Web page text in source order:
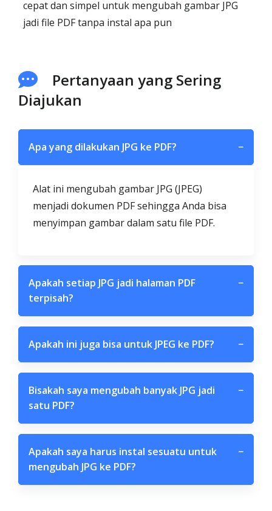
cepat dan simpel untuk mengubah gambar JPG
jadi file PDF tanpa instal apa pun
Pertanyaan yang Sering
Diajukan
Apa yang dilakukan JPG ke PDF? −
Alat ini mengubah gambar JPG (JPEG)
menjadi dokumen PDF sehingga Anda bisa
menyimpan gambar dalam satu file PDF.
Apakah setiap JPG jadi halaman PDF
terpisah?
−
Apakah ini juga bisa untuk JPEG ke PDF? −
Bisakah saya mengubah banyak JPG jadi
satu PDF?
−
Apakah saya harus instal sesuatu untuk
mengubah JPG ke PDF?
−